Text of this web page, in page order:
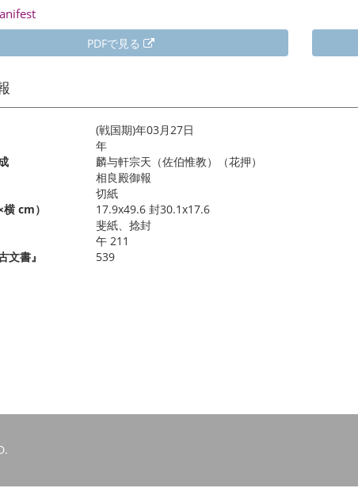
PDFで見る
(戦国期)年03月27日
年
麟与軒宗天（佐伯惟教）（花押）
相良殿御報
切紙
cm）
17.9x49.6 封30.1x17.6
斐紙、捻封
午 211
文書』
539